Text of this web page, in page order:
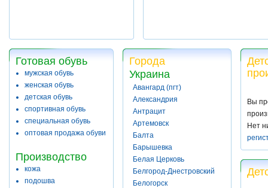
Готовая обувь
мужская обувь
женская обувь
детская обувь
спортивная обувь
специальная обувь
оптовая продажа обуви
Производство
кожа
подошва
Города
Украина
Авангард (пгт)
Александрия
Антрацит
Артемовск
Балта
Барышевка
Белая Церковь
Белгород-Днестровский
Белогорск
Вы
Нет